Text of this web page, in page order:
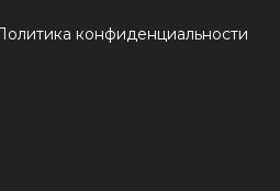
конфиденциальности